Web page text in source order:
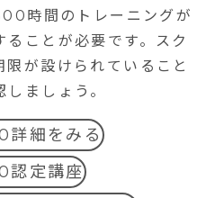
時間のトレーニングが
ことが必要です。スク
が設けられていること
ましょう。
詳細をみる
認定講座